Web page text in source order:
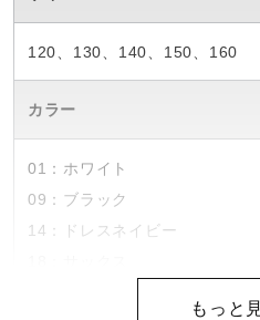
健康／エクササイズ
120、130、140、150、160
カラー
01：ホワイト
09：ブラック
14：ドレスネイビー